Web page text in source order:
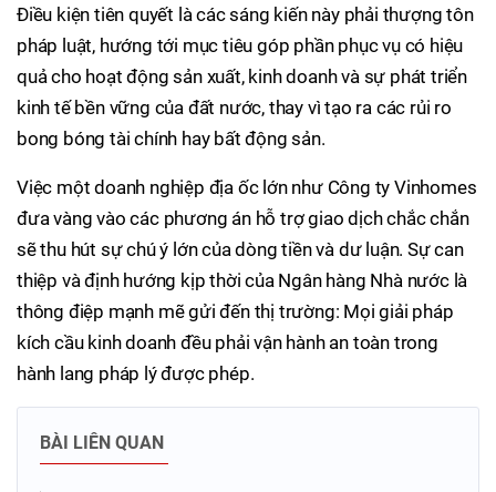
Điều kiện tiên quyết là các sáng kiến này phải thượng tôn
pháp luật, hướng tới mục tiêu góp phần phục vụ có hiệu
quả cho hoạt động sản xuất, kinh doanh và sự phát triển
kinh tế bền vững của đất nước, thay vì tạo ra các rủi ro
bong bóng tài chính hay bất động sản.
Việc một doanh nghiệp địa ốc lớn như Công ty Vinhomes
đưa vàng vào các phương án hỗ trợ giao dịch chắc chắn
sẽ thu hút sự chú ý lớn của dòng tiền và dư luận. Sự can
thiệp và định hướng kịp thời của Ngân hàng Nhà nước là
thông điệp mạnh mẽ gửi đến thị trường: Mọi giải pháp
kích cầu kinh doanh đều phải vận hành an toàn trong
hành lang pháp lý được phép.
BÀI LIÊN QUAN